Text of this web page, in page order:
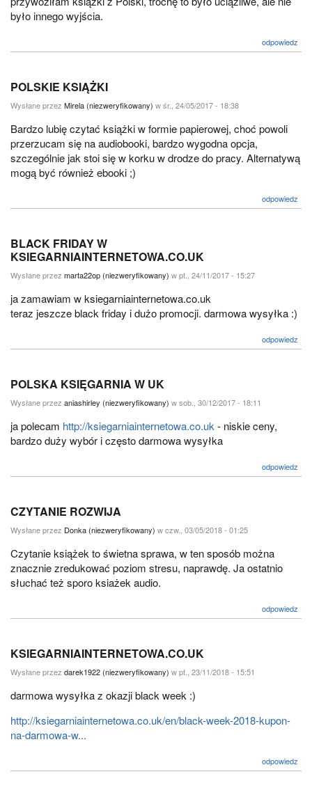
było innego wyjścia.
odpowiedz
POLSKIE KSIĄŻKI
Wysłane przez Mirela (niezweryfikowany) w śr., 24/05/2017 - 18:38
Bardzo lubię czytać książki w formie papierowej, choć powoli
przerzucam się na audiobooki, bardzo wygodna opcja,
szczególnie jak stoi się w korku w drodze do pracy. Alternatywą
mogą być również ebooki ;)
odpowiedz
BLACK FRIDAY W
KSIEGARNIAINTERNETOWA.CO.UK
Wysłane przez marta22op (niezweryfikowany) w pt., 24/11/2017 - 15:27
ja zamawiam w ksiegarniainternetowa.co.uk
teraz jeszcze black friday i dużo promocji. darmowa wysyłka :)
odpowiedz
POLSKA KSIĘGARNIA W UK
Wysłane przez aniashirley (niezweryfikowany) w sob., 30/12/2017 - 18:11
ja polecam http://ksiegarniainternetowa.co.uk - niskie ceny,
bardzo duży wybór i często darmowa wysyłka
odpowiedz
CZYTANIE ROZWIJA
Wysłane przez Donka (niezweryfikowany) w czw., 03/05/2018 - 01:25
Czytanie książek to świetna sprawa, w ten sposób można
znacznie zredukować poziom stresu, naprawdę. Ja ostatnio
słuchać też sporo ksiażek audio.
odpowiedz
KSIEGARNIAINTERNETOWA.CO.UK
Wysłane przez darek1922 (niezweryfikowany) w pt., 23/11/2018 - 15:51
darmowa wysyłka z okazji black week :)
http://ksiegarniainternetowa.co.uk/en/black-week-2018-kupon-
na-darmowa-w...
odpowiedz